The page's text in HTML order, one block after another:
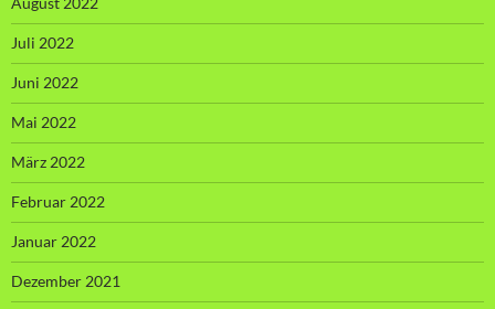
Juli 2022
Juni 2022
Mai 2022
März 2022
Februar 2022
Januar 2022
Dezember 2021